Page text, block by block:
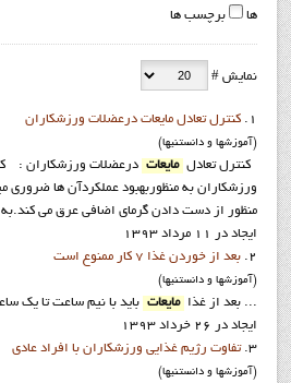
ها
برچسب ها
نمایش #
1.
کنترل تعادل مایعات درعضلات ورزشکاران
(آموزشها و دانستنيها)
کنترل تعادل
مایعات درعضلات ورزشکاران :
ورزشکاران به منظوربهبود عملکردآن ها ضروری
منظور از دست دادن گرمای اضافی عرق می
ایجاد در 11 مرداد 1393
2.
بعد از خوردن غذا ۷ کار ممنوع است
(آموزشها و دانستنيها)
... بعد از غذا
مایعات باید با نیم ساعت تا
ایجاد در 26 خرداد 1393
3.
تفاوت رژيم غذايي ورزشكاران با افراد عادي
(آموزشها و دانستنيها)